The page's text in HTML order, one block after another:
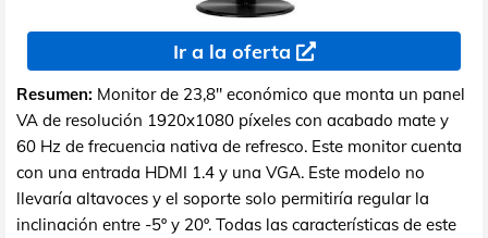
Ir a la oferta
Resumen: Monitor de 23,8" económico que monta un panel
VA de resolución 1920x1080 píxeles con acabado mate y
60 Hz de frecuencia nativa de refresco. Este monitor cuenta
con una entrada HDMI 1.4 y una VGA. Este modelo no
llevaría altavoces y el soporte solo permitiría regular la
inclinación entre -5º y 20º. Todas las características de este